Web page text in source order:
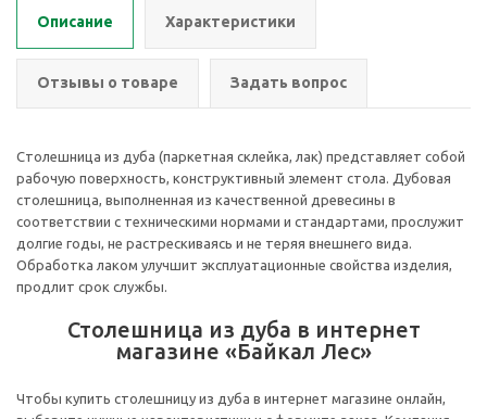
Описание Характеристики
Отзывы о товаре Задать вопрос
Столешница из дуба (паркетная склейка, лак) представляет собой
рабочую поверхность, конструктивный элемент стола. Дубовая
столешница, выполненная из качественной древесины в
соответствии с техническими нормами и стандартами, прослужит
долгие годы, не растрескиваясь и не теряя внешнего вида.
Обработка лаком улучшит эксплуатационные свойства изделия,
продлит срок службы.
Столешница из дуба в интернет
магазине «Байкал Лес»
Чтобы купить столешницу из дуба в интернет магазине онлайн,